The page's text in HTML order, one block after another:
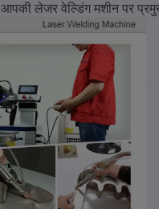
आपकी लेजर वेल्डिंग मशीन पर